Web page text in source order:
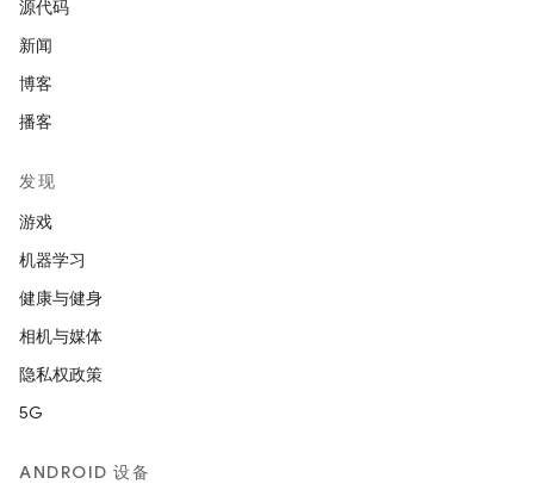
源代码
新闻
博客
播客
发现
游戏
机器学习
健康与健身
相机与媒体
隐私权政策
5G
ANDROID 设备